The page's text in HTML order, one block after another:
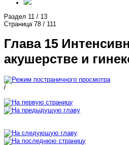
Раздел 11 / 13
Страница 78 / 111
Глава 15
акушерстве и
/